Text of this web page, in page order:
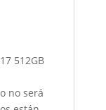
512GB
no será